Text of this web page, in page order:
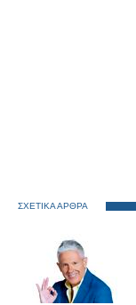
ΣΧΕΤΙΚΑ ΑΡΘΡΑ